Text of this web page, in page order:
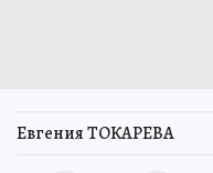
Евгения ТОКАРЕВА